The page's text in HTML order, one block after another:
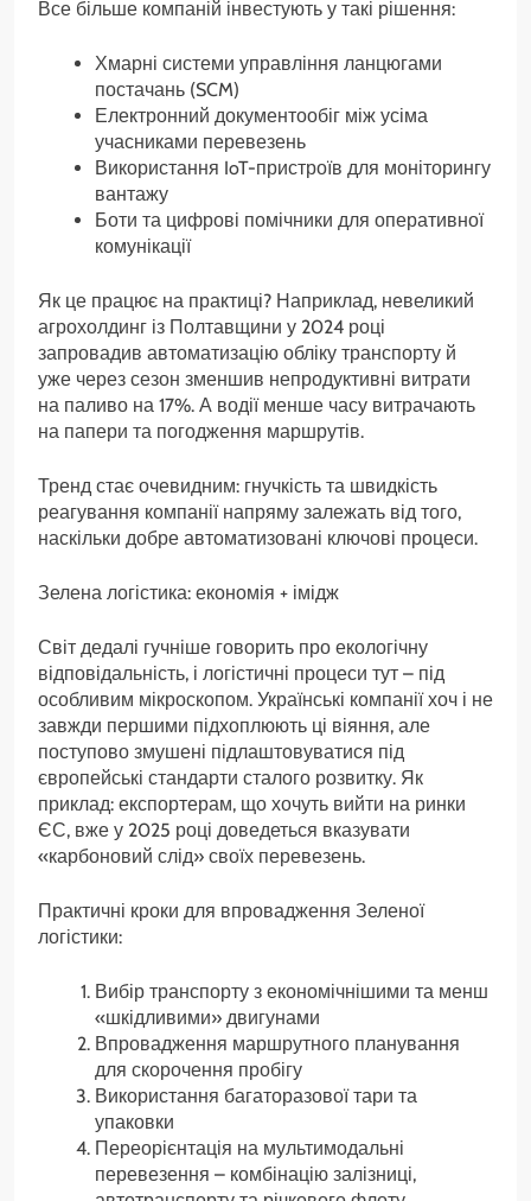
Все більше компаній інвестують у такі рішення:
Хмарні системи управління ланцюгами
постачань (SCM)
Електронний документообіг між усіма
учасниками перевезень
Використання IoT-пристроїв для моніторингу
вантажу
Боти та цифрові помічники для оперативної
комунікації
Як це працює на практиці? Наприклад, невеликий
агрохолдинг із Полтавщини у 2024 році
запровадив автоматизацію обліку транспорту й
уже через сезон зменшив непродуктивні витрати
на паливо на 17%. А водії менше часу витрачають
на папери та погодження маршрутів.
Тренд стає очевидним: гнучкість та швидкість
реагування компанії напряму залежать від того,
наскільки добре автоматизовані ключові процеси.
Зелена логістика: економія + імідж
Світ дедалі гучніше говорить про екологічну
відповідальність, і логістичні процеси тут – під
особливим мікроскопом. Українські компанії хоч і не
завжди першими підхоплюють ці віяння, але
поступово змушені підлаштовуватися під
європейські стандарти сталого розвитку. Як
приклад: експортерам, що хочуть вийти на ринки
ЄС, вже у 2025 році доведеться вказувати
«карбоновий слід» своїх перевезень.
Практичні кроки для впровадження Зеленої
логістики:
Вибір транспорту з економічнішими та менш
«шкідливими» двигунами
Впровадження маршрутного планування
для скорочення пробігу
Використання багаторазової тари та
упаковки
Переорієнтація на мультимодальні
перевезення – комбінацію залізниці,